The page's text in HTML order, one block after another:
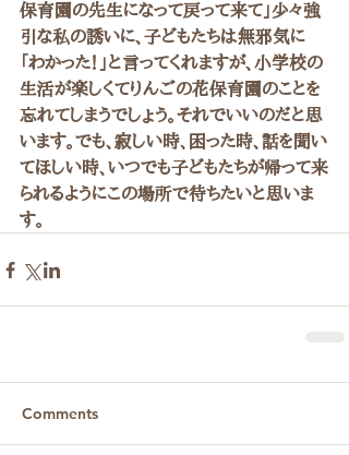
保育園の先生になって戻って来て」少々強
引な私の誘いに、子どもたちは無邪気に
「わかった！」と言ってくれますが、小学校の
生活が楽しくてりんごの花保育園のことを
忘れてしまうでしょう。それでいいのだと思
います。でも、寂しい時、困った時、話を聞い
てほしい時、いつでも子どもたちが帰って来
られるようにこの場所で待ちたいと思いま
す。
Comments